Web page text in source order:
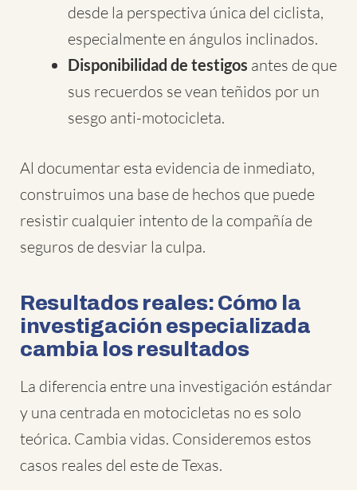
desde la perspectiva única del ciclista,
especialmente en ángulos inclinados.
Disponibilidad de testigos antes de que
sus recuerdos se vean teñidos por un
sesgo anti-motocicleta.
Al documentar esta evidencia de inmediato,
construimos una base de hechos que puede
resistir cualquier intento de la compañía de
seguros de desviar la culpa.
Resultados reales: Cómo la
investigación especializada
cambia los resultados
La diferencia entre una investigación estándar
y una centrada en motocicletas no es solo
teórica. Cambia vidas. Consideremos estos
casos reales del este de Texas.